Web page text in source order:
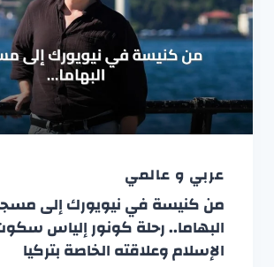
عربي و عالمي
من كنيسة في نيويورك إلى
البهاما.. رحلة كونور إلياس
الإسلام وعلاقته الخاصة بتركيا